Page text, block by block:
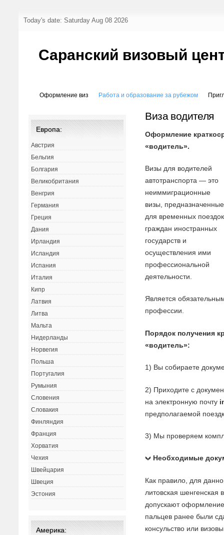
Today's date: Saturday Aug 08 2026
Саранский визовый
Оформление виз Работа и образование за рубежом
Виза водителя
Оформление
«водитель».
Визы для водителей
автотранспорта — это
неиммиграционные
визы, предназначенные
для временных поездок
граждан иностранных
государств и
осуществления ими
профессиональной
деятельности.
Является
профессии.
Порядок получения
«водитель»:
1) Вы собираете
2) Приходите с
на электронную почту
предполагаемой
3) Мы проверяем
Необходимые
Как правило, для
литовская шенгенская
допускают оформление
пальцев ранее были
консульство или
Европа:
Австрия
Бельгия
Болгария
Великобритания
Венгрия
Германия
Греция
Дания
Ирландия
Исландия
Испания
Италия
Кипр
Латвия
Литва
Мальта
Нидерланды
Норвегия
Польша
Португалия
Румыния
Словения
Словакия
Финляндия
Франция
Хорватия
Чехия
Швейцария
Швеция
Эстония
Америка: